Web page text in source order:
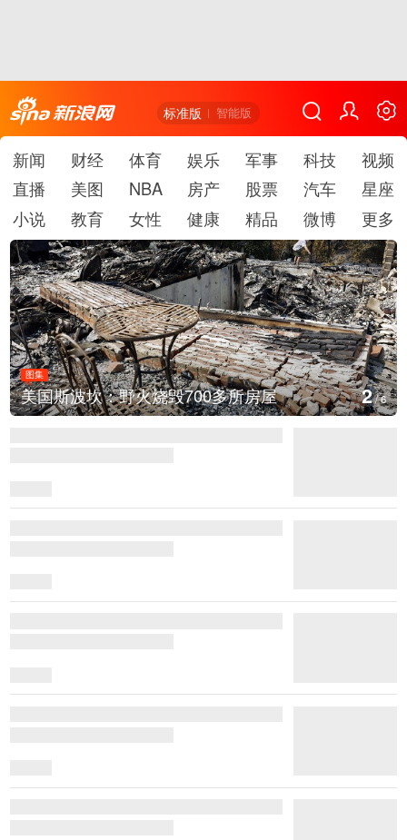
标准版 智能版
新闻 财经 体育 娱乐 军事 科技
视频
直播
美图 NBA 房产 股票 汽车
星座
小说
教育 女性 健康 精品 微博 更多
图集
美国斯波坎：野火烧毁700多所房屋 2/6